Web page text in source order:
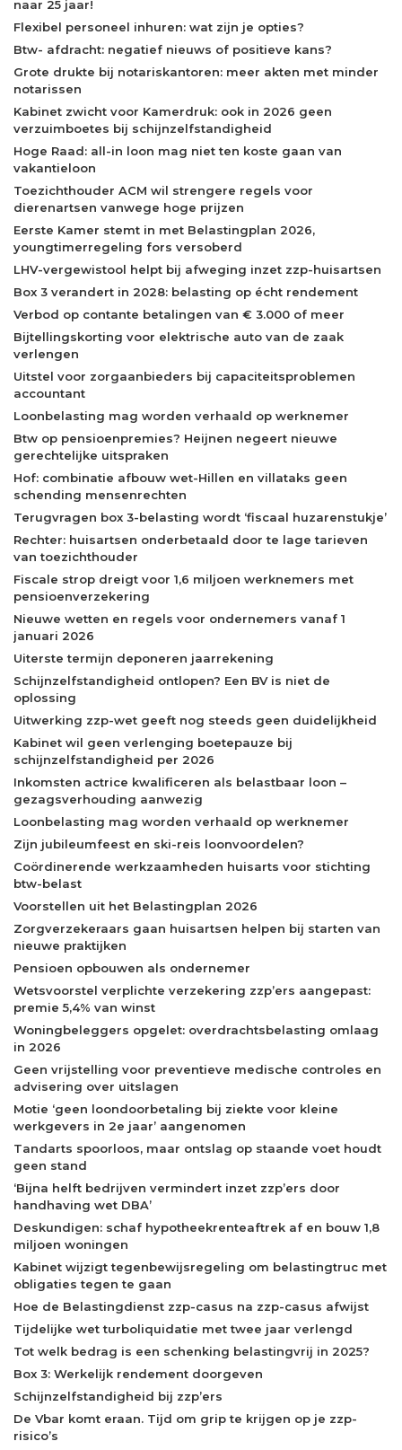
naar 25 jaar!
Flexibel personeel inhuren: wat zijn je opties?
Btw- afdracht: negatief nieuws of positieve kans?
Grote drukte bij notariskantoren: meer akten met minder
notarissen
Kabinet zwicht voor Kamerdruk: ook in 2026 geen
verzuimboetes bij schijnzelfstandigheid
Hoge Raad: all-in loon mag niet ten koste gaan van
vakantieloon
Toezichthouder ACM wil strengere regels voor
dierenartsen vanwege hoge prijzen
Eerste Kamer stemt in met Belastingplan 2026,
youngtimerregeling fors versoberd
LHV-vergewistool helpt bij afweging inzet zzp-huisartsen
Box 3 verandert in 2028: belasting op écht rendement
Verbod op contante betalingen van € 3.000 of meer
Bijtellingskorting voor elektrische auto van de zaak
verlengen
Uitstel voor zorgaanbieders bij capaciteitsproblemen
accountant
Loonbelasting mag worden verhaald op werknemer
Btw op pensioenpremies? Heijnen negeert nieuwe
gerechtelijke uitspraken
Hof: combinatie afbouw wet-Hillen en villataks geen
schending mensenrechten
Terugvragen box 3-belasting wordt ‘fiscaal huzarenstukje’
Rechter: huisartsen onderbetaald door te lage tarieven
van toezichthouder
Fiscale strop dreigt voor 1,6 miljoen werknemers met
pensioenverzekering
Nieuwe wetten en regels voor ondernemers vanaf 1
januari 2026
Uiterste termijn deponeren jaarrekening
Schijnzelfstandigheid ontlopen? Een BV is niet de
oplossing
Uitwerking zzp-wet geeft nog steeds geen duidelijkheid
Kabinet wil geen verlenging boetepauze bij
schijnzelfstandigheid per 2026
Inkomsten actrice kwalificeren als belastbaar loon –
gezagsverhouding aanwezig
Loonbelasting mag worden verhaald op werknemer
Zijn jubileumfeest en ski-reis loonvoordelen?
Coördinerende werkzaamheden huisarts voor stichting
btw-belast
Voorstellen uit het Belastingplan 2026
Zorgverzekeraars gaan huisartsen helpen bij starten van
nieuwe praktijken
Pensioen opbouwen als ondernemer
Wetsvoorstel verplichte verzekering zzp’ers aangepast:
premie 5,4% van winst
Woningbeleggers opgelet: overdrachtsbelasting omlaag
in 2026
Geen vrijstelling voor preventieve medische controles en
advisering over uitslagen
Motie ‘geen loondoorbetaling bij ziekte voor kleine
werkgevers in 2e jaar’ aangenomen
Tandarts spoorloos, maar ontslag op staande voet houdt
geen stand
‘Bijna helft bedrijven vermindert inzet zzp’ers door
handhaving wet DBA’
Deskundigen: schaf hypotheekrenteaftrek af en bouw 1,8
miljoen woningen
Kabinet wijzigt tegenbewijsregeling om belastingtruc met
obligaties tegen te gaan
Hoe de Belastingdienst zzp-casus na zzp-casus afwijst
Tijdelijke wet turboliquidatie met twee jaar verlengd
Tot welk bedrag is een schenking belastingvrij in 2025?
Box 3: Werkelijk rendement doorgeven
Schijnzelfstandigheid bij zzp’ers
De Vbar komt eraan. Tijd om grip te krijgen op je zzp-
risico’s